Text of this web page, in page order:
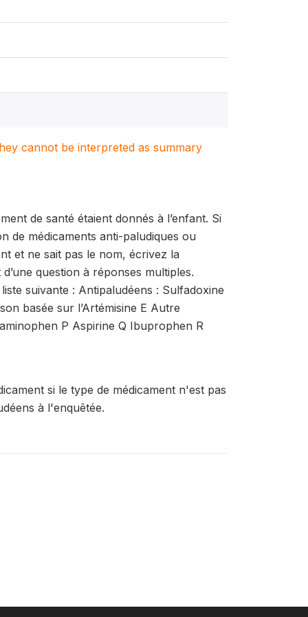
cannot be interpreted as summary
de santé étaient donnés à l’enfant. Si
de médicaments anti-paludiques ou
et ne sait pas le nom, écrivez la
question à réponses multiples.
suivante : Antipaludéens : Sulfadoxine
basée sur l’Artémisine E Autre
P Aspirine Q Ibuprophen R
si le type de médicament n'est pas
à l'enquêtée.